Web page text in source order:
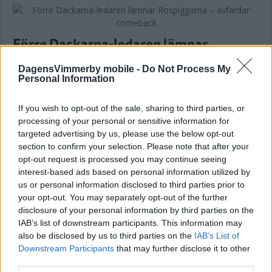
DagensVimmerby mobile - Do Not Process My
Personal Information
If you wish to opt-out of the sale, sharing to third parties, or
processing of your personal or sensitive information for
targeted advertising by us, please use the below opt-out
section to confirm your selection. Please note that after your
opt-out request is processed you may continue seeing
interest-based ads based on personal information utilized by
us or personal information disclosed to third parties prior to
your opt-out. You may separately opt-out of the further
disclosure of your personal information by third parties on the
IAB’s list of downstream participants. This information may
also be disclosed by us to third parties on the IAB’s List of
Downstream Participants that may further disclose it to other
Förre Dackarna-ledaren lämnar
Rospiggarna – avfärdar comeback
SPEEDWAY 15 september 2025 12.26
Teurnberg kände sig utsparkad från
Dackarna: "Ville ha bort mig"
SPEEDWAY 23 juli 2025 21.00